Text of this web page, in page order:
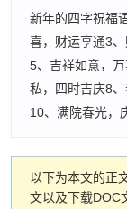
新年的四字祝福
喜，财运亨通3
5、吉祥如意，
私，四时吉庆8
10、满院春光，
以下为本文的正
文以及下载DOC